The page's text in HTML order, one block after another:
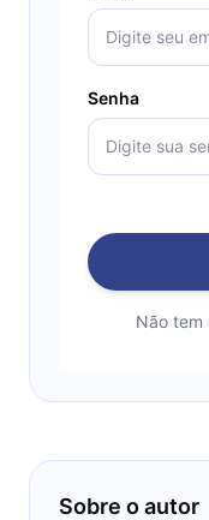
Senha
Não tem
Sobre o autor